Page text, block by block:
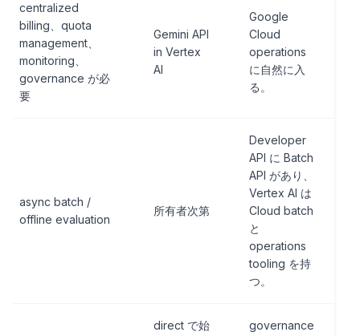
centralized
billing、quota
management、
monitoring、
governance が必
要
Gemini API
in Vertex
AI
Google
Cloud
operations
に自然に入
る。
async batch /
offline evaluation
所有者次第
Developer
API に Batch
API があり、
Vertex AI は
Cloud batch
と
operations
tooling を持
つ。
direct で始
governance